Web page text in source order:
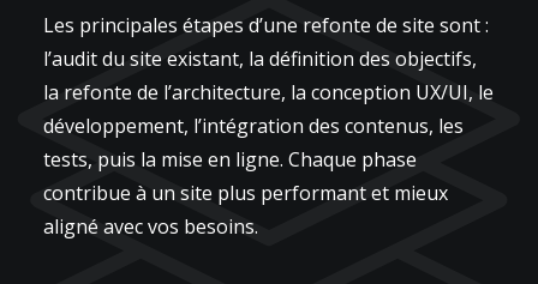
Les principales étapes d’une refonte de site sont :
l’audit du site existant, la définition des objectifs,
la refonte de l’architecture, la conception UX/UI, le
développement, l’intégration des contenus, les
tests, puis la mise en ligne. Chaque phase
contribue à un site plus performant et mieux
aligné avec vos besoins.